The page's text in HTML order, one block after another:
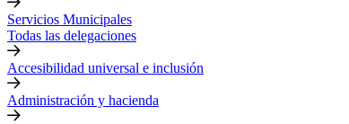
Servicios Municipales
Todas las delegaciones
Accesibilidad universal e inclusión
Administración y hacienda